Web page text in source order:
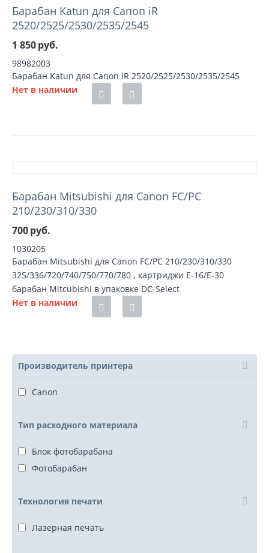
Барабан Katun для Canon iR
2520/2525/2530/2535/2545
1 850руб.
98982003
Барабан Katun для Canon iR 2520/2525/2530/2535/2545
Нет в наличии
Барабан Mitsubishi для Canon FC/PC
210/230/310/330
700руб.
1030205
Барабан Mitsubishi для Canon FC/PC 210/230/310/330
325/336/720/740/750/770/780 , картриджи Е-16/Е-30
барабан Mitcubishi в упаковке DC-Select
Нет в наличии
Производитель принтера
Canon
Тип расходного материала
Блок фотобарабана
Фотобарабан
Технология печати
Лазерная печать